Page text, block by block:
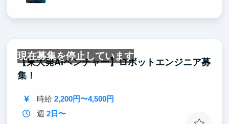
現在募集を停止しています
【東大発AIベンチャー】ロボットエンジニア募
集！
時給 2,200円〜4,500円
週 2日〜